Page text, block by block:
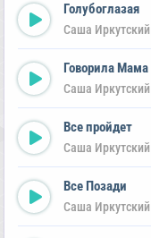
Голубоглазая
Саша Иркутский
Говорила Мама
Саша Иркутский
Все пройдет
Саша Иркутский
Все Позади
Саша Иркутский